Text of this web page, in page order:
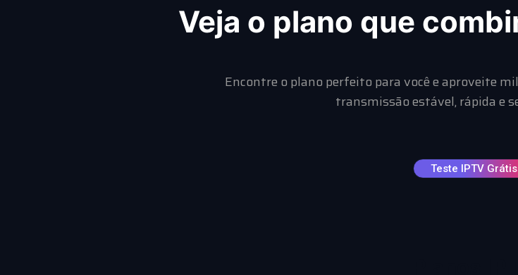
Veja o plano que
Encontre o plano perfeito para você e aproveite
transmissão estável, rápida e
Teste IPTV Grátis